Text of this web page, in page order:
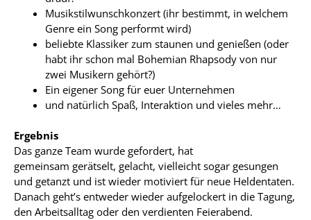
Musikstilwunschkonzert (ihr bestimmt, in welchem
Genre ein Song performt wird)
beliebte Klassiker zum staunen und genießen (oder
habt ihr schon mal Bohemian Rhapsody von nur
zwei Musikern gehört?)
Ein eigener Song für euer Unternehmen
und natürlich Spaß, Interaktion und vieles mehr…
Ergebnis
Das ganze Team wurde gefordert, hat
gemeinsam gerätselt, gelacht, vielleicht sogar gesungen
und getanzt und ist wieder motiviert für neue Heldentaten.
Danach geht’s entweder wieder aufgelockert in die Tagung,
den Arbeitsalltag oder den verdienten Feierabend.